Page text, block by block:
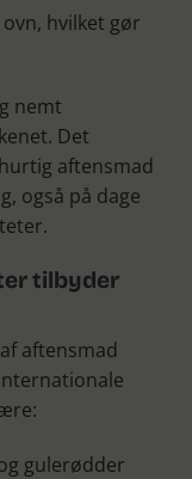
hvilket gør
nemt
Det
aftensmad
også på dage
tilbyder
aftensmad
gulerødder